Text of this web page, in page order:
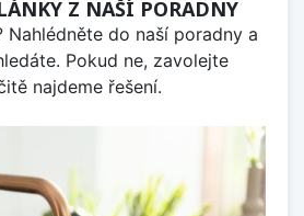
Z NAŠÍ PORADNY
Nahlédněte do naší poradny a
Pokud ne, zavolejte
najdeme řešení.